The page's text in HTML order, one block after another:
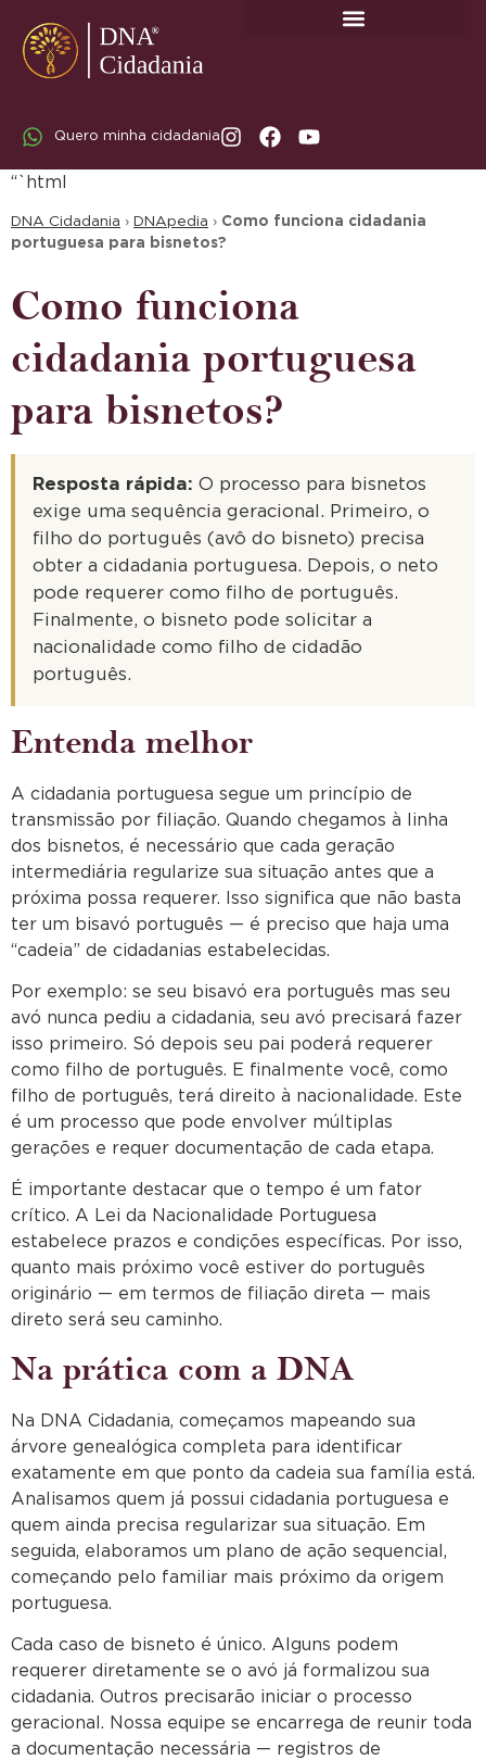
Quero minha cidadania
“`html
DNA Cidadania › DNApedia › Como funciona cidadania
portuguesa para bisnetos?
Como funciona
cidadania portuguesa
para bisnetos?
Resposta rápida: O processo para bisnetos
exige uma sequência geracional. Primeiro, o
filho do português (avô do bisneto) precisa
obter a cidadania portuguesa. Depois, o neto
pode requerer como filho de português.
Finalmente, o bisneto pode solicitar a
nacionalidade como filho de cidadão
português.
Entenda melhor
A cidadania portuguesa segue um princípio de
transmissão por filiação. Quando chegamos à linha
dos bisnetos, é necessário que cada geração
intermediária regularize sua situação antes que a
próxima possa requerer. Isso significa que não basta
ter um bisavó português — é preciso que haja uma
“cadeia” de cidadanias estabelecidas.
Por exemplo: se seu bisavó era português mas seu
avó nunca pediu a cidadania, seu avó precisará fazer
isso primeiro. Só depois seu pai poderá requerer
como filho de português. E finalmente você, como
filho de português, terá direito à nacionalidade. Este
é um processo que pode envolver múltiplas
gerações e requer documentação de cada etapa.
É importante destacar que o tempo é um fator
crítico. A Lei da Nacionalidade Portuguesa
estabelece prazos e condições específicas. Por isso,
quanto mais próximo você estiver do português
originário — em termos de filiação direta — mais
direto será seu caminho.
Na prática com a DNA
Na DNA Cidadania, começamos mapeando sua
árvore genealógica completa para identificar
exatamente em que ponto da cadeia sua família está.
Analisamos quem já possui cidadania portuguesa e
quem ainda precisa regularizar sua situação. Em
seguida, elaboramos um plano de ação sequencial,
começando pelo familiar mais próximo da origem
portuguesa.
Cada caso de bisneto é único. Alguns podem
requerer diretamente se o avó já formalizou sua
cidadania. Outros precisarão iniciar o processo
geracional. Nossa equipe se encarrega de reunir toda
a documentação necessária — registros de